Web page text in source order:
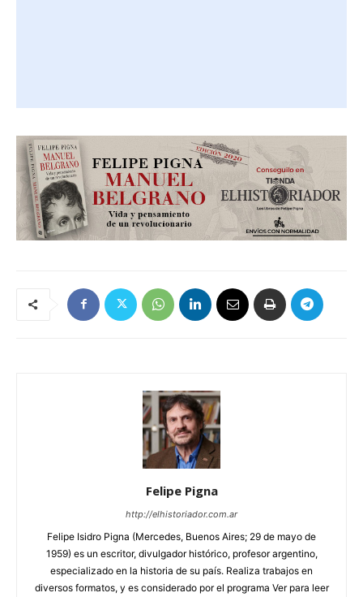
Felipe Pigna
http://elhistoriador.com.ar
Felipe Isidro Pigna (Mercedes, Buenos Aires; 29 de mayo de
1959) es un escritor, divulgador histórico, profesor argentino,
especializado en la historia de su país. Realiza trabajos en
diversos formatos, y es considerado por el programa Ver para leer